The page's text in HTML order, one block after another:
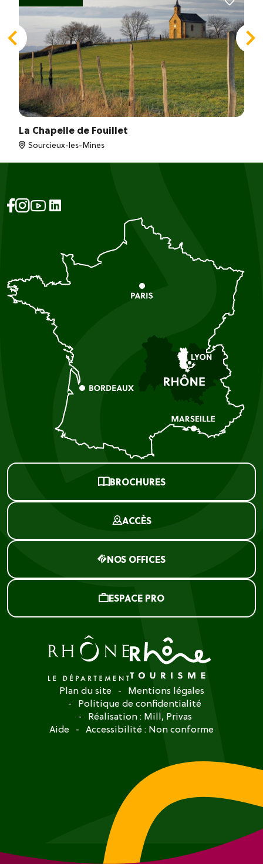
La Chapelle de Fouillet
Sourcieux-les-Mines
BROCHURES
ACCÈS
NOS OFFICES
ESPACE PRO
Plan du site
Mentions légales
Politique de confidentialité
Réalisation : Mill, Privas
Aide
Accessibilité : Non conforme